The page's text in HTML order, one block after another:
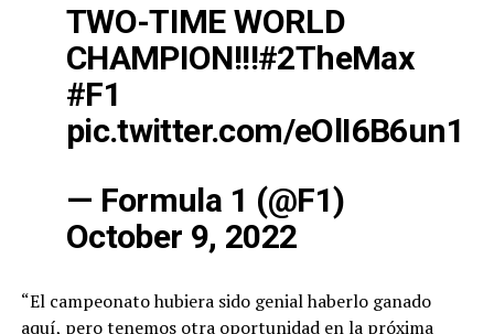
TWO-TIME WORLD
CHAMPION!!!#2TheMax
#F1
pic.twitter.com/eOlI6B6un1
— Formula 1 (@F1)
October 9, 2022
“El campeonato hubiera sido genial haberlo ganado
aquí, pero tenemos otra oportunidad en la próxima